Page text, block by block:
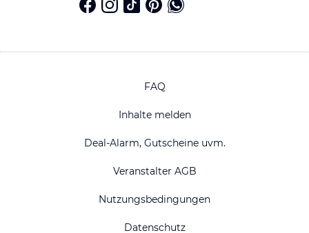
FAQ
Inhalte melden
Deal-Alarm, Gutscheine uvm.
Veranstalter AGB
Nutzungsbedingungen
Datenschutz